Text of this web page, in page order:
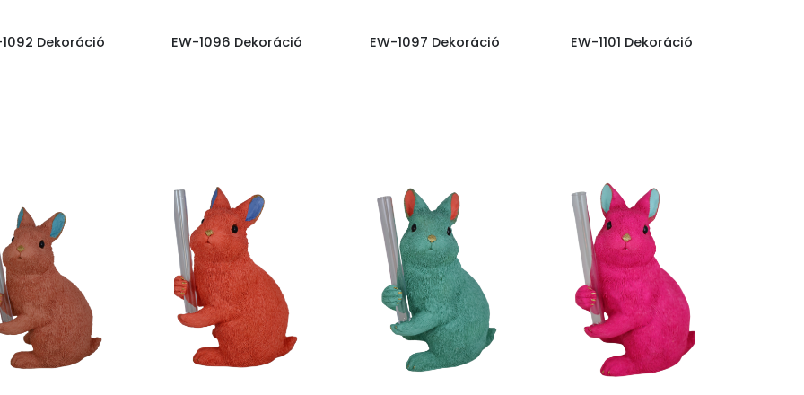
Dekoráció EW-1096 Dekoráció EW-1097 Dekoráció EW-1101 Dekoráció